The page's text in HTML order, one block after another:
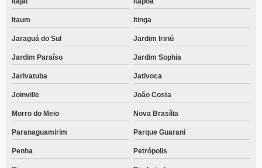
Itaum Itinga
Jaraguá do Sul Jardim Iririú
Jardim Paraíso Jardim Sophia
Jarivatuba Jativoca
Joinville João Costa
Morro do Meio Nova Brasília
Paranaguamirim Parque Guarani
Penha Petrópolis